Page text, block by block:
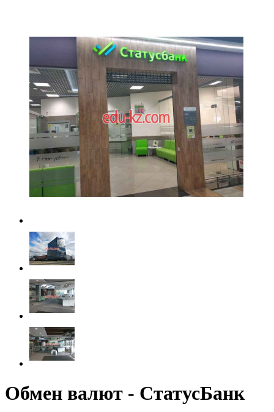
Обмен валют - СтатусБанк